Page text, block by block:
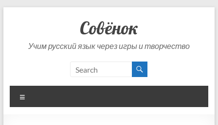
Совёнок
Учим русский язык через игры и творчество